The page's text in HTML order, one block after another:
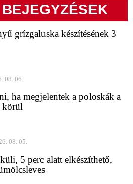
grízgaluska készítésének 3
08. 06.
ha megjelentek a poloskák a
körül
08. 05.
5 perc alatt elkészíthető,